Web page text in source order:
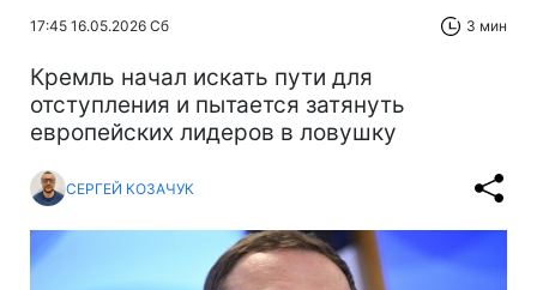
17:45 16.05.2026 Сб 3 мин
Кремль начал искать пути для
отступления и пытается затянуть
европейских лидеров в ловушку
СЕРГЕЙ КОЗАЧУК